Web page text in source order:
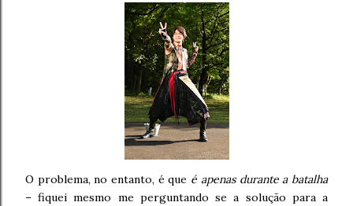
O problema, no entanto, é que é apenas durante a batalha
– fiquei mesmo me perguntando se a solução para a